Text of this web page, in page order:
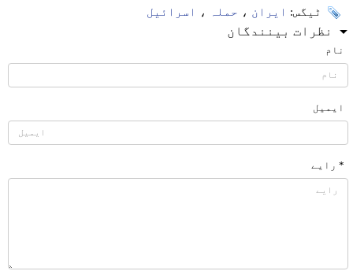
ٹیگس: ایران ، حملہ ، اسرائیل
نظرات بینندگان
نام
ایمیل
* رایے